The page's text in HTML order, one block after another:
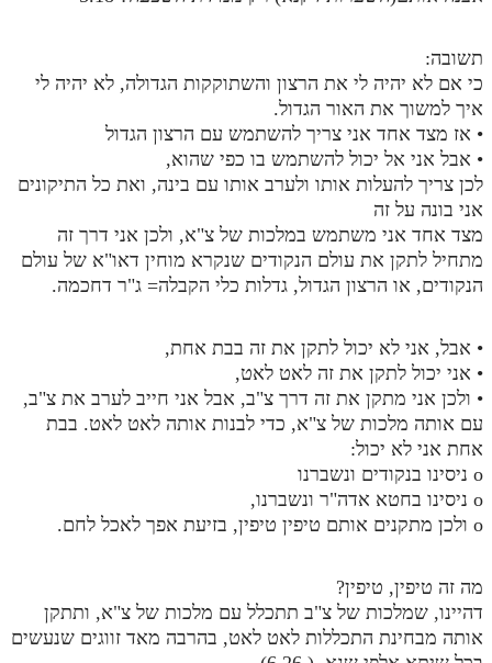
תשובה:
כי אם לא יהיה לי את הרצון והשתוקקות הגדולה, לא יהיה לי
איך למשוך את האור הגדול.
• אז מצד אחד אני צריך להשתמש עם הרצון הגדול
• אבל אני אל יכול להשתמש בו כפי שהוא,
לכן צריך להעלות אותו ולערב אותו עם בינה, ואת כל התיקונים
אני בונה על זה
מצד אחד אני משתמש במלכות של צ"א, ולכן אני דרך זה
מתחיל לתקן את עולם הנקודים שנקרא מוחין דאו"א של עולם
הנקודים, או הרצון הגדול, גדלות כלי הקבלה= ג"ר דחכמה.
• אבל, אני לא יכול לתקן את זה בבת אחת,
• אני יכול לתקן את זה לאט לאט,
• ולכן אני מתקן את זה דרך צ"ב, אבל אני חייב לערב את צ"ב,
עם אותה מלכות של צ"א, כדי לבנות אותה לאט לאט. בבת
אחת אני לא יכול:
o ניסינו בנקודים ונשברנו
o ניסינו בחטא אדה"ר ונשברנו,
o ולכן מתקנים אותם טיפין טיפין, בזיעת אפך לאכל לחם.
מה זה טיפין, טיפין?
דהיינו, שמלכות של צ"ב תתכלל עם מלכות של צ"א, ותתקן
אותה מבחינת התכללות לאט לאט, בהרבה מאד זווגים שנעשים